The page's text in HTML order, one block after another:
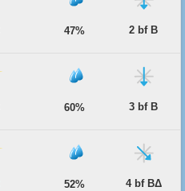
47% 2 bf Β
60% 3 bf Β
52% 4 bf ΒΔ